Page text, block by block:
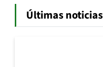
Últimas noticias